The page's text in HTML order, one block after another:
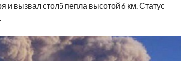
и вызвал столб пепла высотой 6 км. Статус